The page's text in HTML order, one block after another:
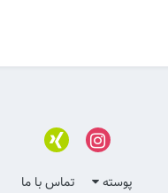
پوسته تماس با ما